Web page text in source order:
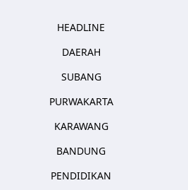
HEADLINE
DAERAH
SUBANG
PURWAKARTA
KARAWANG
BANDUNG
PENDIDIKAN